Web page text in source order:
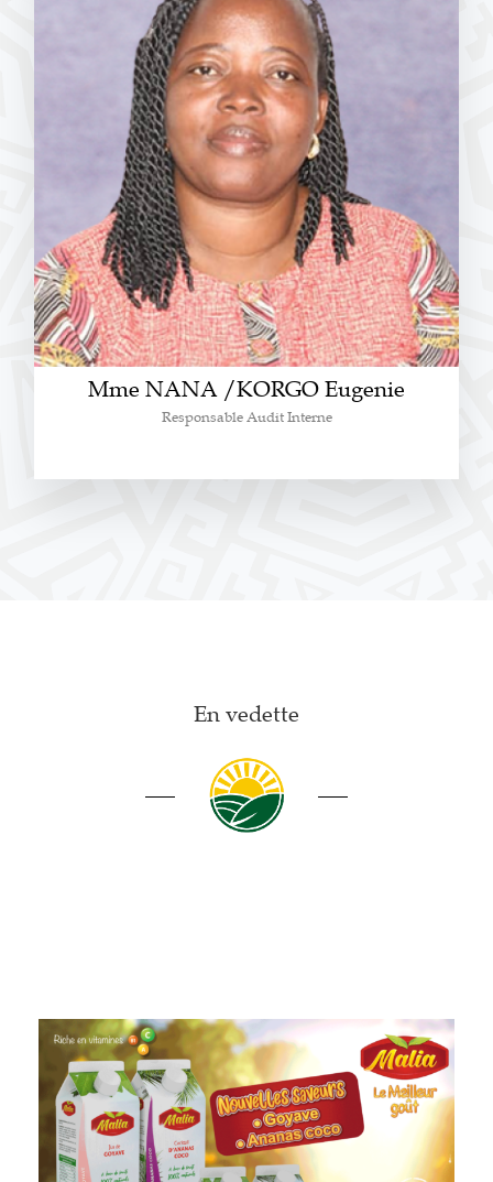
Mme NANA /KORGO Eugenie
Responsable Audit Interne
En vedette